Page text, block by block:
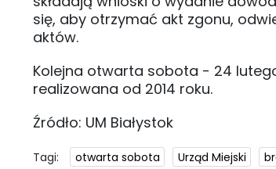
się, aby otrzymać akt zgonu,
aktów.
Kolejna otwarta sobota - 24
realizowana od 2014 roku.
Źródło: UM Białystok
Tagi: otwarta sobota Urząd Miejski